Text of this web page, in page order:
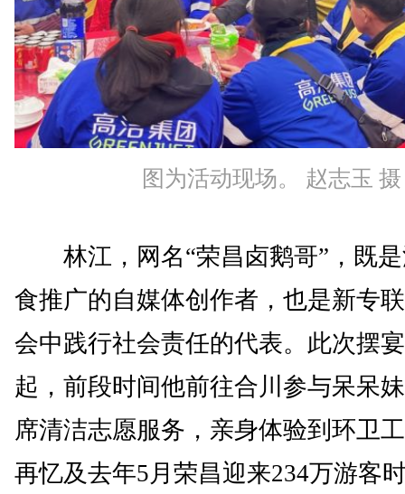
图为活动现场。 赵志玉 摄
林江，网名“荣昌卤鹅哥”，既是
食推广的自媒体创作者，也是新专
会中践行社会责任的代表。此次摆
起，前段时间他前往合川参与呆呆
席清洁志愿服务，亲身体验到环卫
再忆及去年5月荣昌迎来234万游客